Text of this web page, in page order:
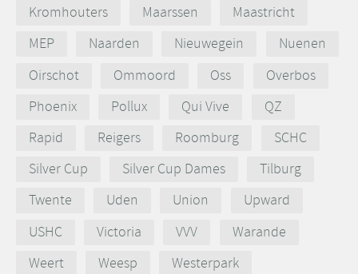
Kromhouters
Maarssen
Maastricht
MEP
Naarden Nieuwegein
Nuenen
Oirschot
Ommoord Oss
Overbos
Phoenix
Pollux Qui Vive
QZ
Rapid
Reigers Roomburg
SCHC
Silver Cup
Silver Cup Dames
Tilburg
Twente
Uden Union
Upward
USHC
Victoria VVV
Warande
Weert
Weesp
Westerpark